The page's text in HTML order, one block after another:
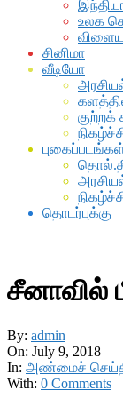
உலக
சினிமா
வீடியோ
குற்றக்
தொடர்புக்கு
சீனாவில்
By: admin
On: July 9, 2018
In: அண்மைச்
With: 0 Comments